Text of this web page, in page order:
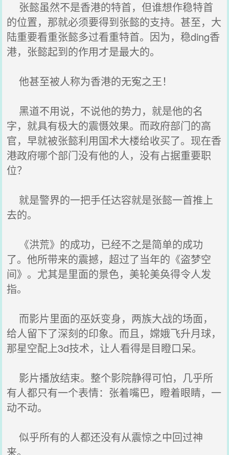
张懿虽然不是香港的特首，但谁想作稳特首
的位置，那就必须要得到张懿的支持。甚至，大
陆重要看重张懿多过看重特首。因为，稳ding香
港，张懿起到的作用才是最大的。
他甚至被人称为香港的无寃之王！
黑道不用说，不说他的势力，就是他的名
字，就具有极大的震慑效果。而政府部门的高
官，早就被张懿利用国术大楼给收买了。现在香
港政府哪个部门没有他的人，没有占据重要职
位？
就是警界的一把手任达容就是张懿一首推上
去的。
《洪荒》的成功，已经不之是简单的成功
了。他所带来的震撼，超过了当年的《盗梦空
间》。尤其是里面的景色，美轮美奂得令人发
指。
而影片里面的巫妖变身，两族大战的场面，
给人留下了深刻的印象。而且，嫦娥飞升月球，
那星空配上3d技术，让人看得是目瞪口呆。
影片播放结束。整个影院静得可怕，几乎所
有人都只有一个表情：张着嘴巴，瞪着眼睛，一
动不动。
似乎所有的人都还没有从震惊之中回过神
来。